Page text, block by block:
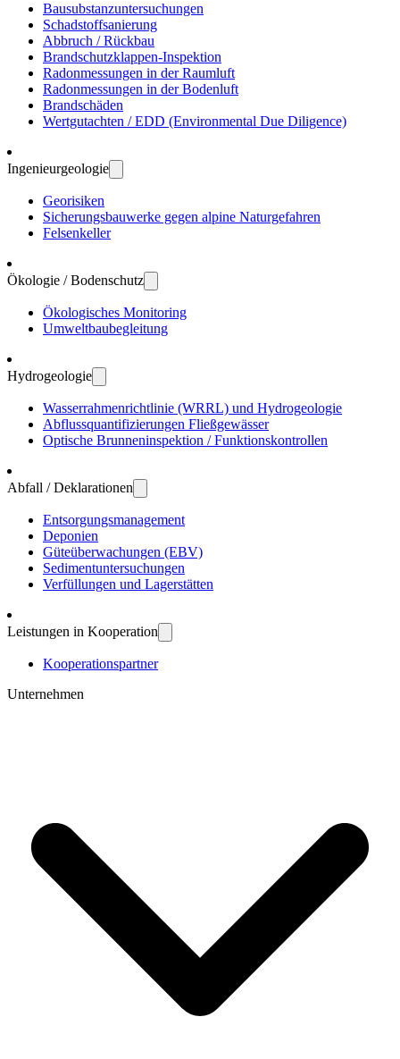
Bau­substanz­unter­suchungen
Schadstoff­sanierung
Abbruch / Rückbau
Brandschutz­klappen-Inspektion
Radon­messungen in der Raum­luft
Radon­messungen in der Boden­luft
Brand­schäden
Wert­gutachten / EDD (Environ­mental Due Dili­gence)
Ingenieur­geologie
Geo­risiken
Sicherungs­bau­werke gegen alpine Natur­gefahren
Felsen­keller
Ökologie / Bodenschutz
Öko­logisches Moni­toring
Umwelt­bau­be­gleitung
Hydro­geologie
Wasser­rahmen­richtlinie (WRRL) und Hydro­geologie
Abfluss­quanti­fizierungen Fließ­gewässer
Optische Brunnen­inspektion / Funktions­kontrollen
Abfall / Deklarationen
Entsorgungs­manage­ment
Deponien
Güte­über­wachungen (EBV)
Sedi­ment­unter­suchungen
Verfül­lungen und Lager­stätten
Leistungen in Kooperation
Kooperations­partner
Unternehmen